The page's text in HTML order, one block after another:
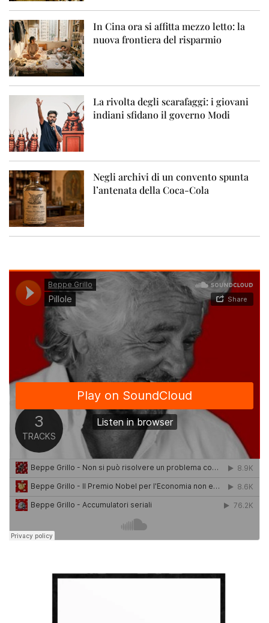
In Cina ora si affitta mezzo letto: la
nuova frontiera del risparmio
La rivolta degli scarafaggi: i giovani
indiani sfidano il governo Modi
Negli archivi di un convento spunta
l’antenata della Coca-Cola